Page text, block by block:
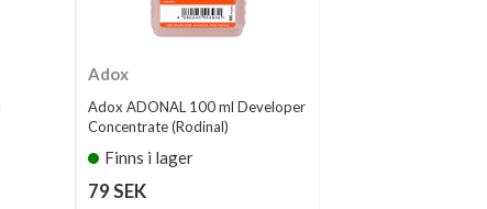
Adox
Adox ADONAL 100 ml Developer
Concentrate (Rodinal)
Finns i lager
79 SEK